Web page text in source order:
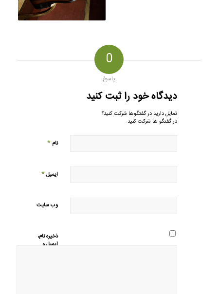
0
پاسخ
دیدگاه خود را ثبت کنید
تمایل دارید در گفتگوها شرکت کنید؟
در گفتگو ها شرکت کنید.
نام *
ایمیل*
وب‌ سایت
ذخیره نام،
ایمیل و